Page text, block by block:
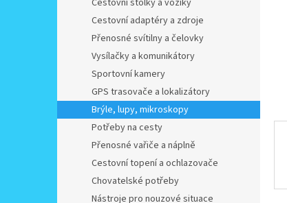
Cestovní stolky a vozíky
Cestovní adaptéry a zdroje
Přenosné svítilny a čelovky
Vysílačky a komunikátory
Sportovní kamery
GPS trasovače a lokalizátory
Brýle, lupy, mikroskopy
Potřeby na cesty
Přenosné vařiče a náplně
Cestovní topení a ochlazovače
Chovatelské potřeby
Nástroje pro nouzové situace